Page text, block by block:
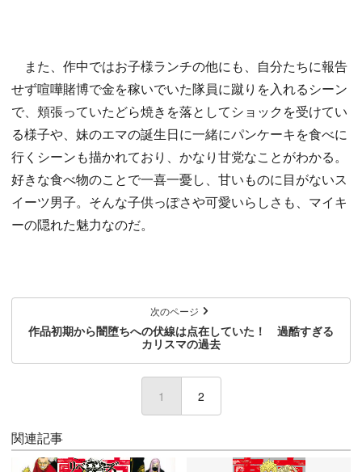
また、作中ではお子様ランチの他にも、自分たちに報告
せず喧嘩賭博で金を稼いでいた隊員に蹴りを入れるシーン
で、頬張っていたどら焼きを落としてショックを受けてい
る様子や、妹のエマの誕生日に一緒にパンケーキを食べに
行くシーンも描かれており、かなり甘党なことがわかる。
好きな食べ物のことで一喜一憂し、甘いものに目がないス
イーツ男子。そんな子供っぽさや可愛いらしさも、マイキ
ーの隠れた魅力なのだ。
次のページ
作品初期から闇堕ちへの伏線は点在していた！ 過酷すぎる
カリスマの過去
1 (current)
2
関連記事